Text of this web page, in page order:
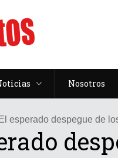
Nosotros
El esperado despegue de